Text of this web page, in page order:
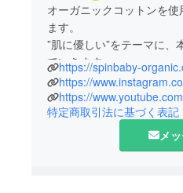
オーガニックコットンを
ます。
”肌に優しい”をテーマに
ていきます。
https://spinbaby-
https://
特定商取引法に基づく表記
メ